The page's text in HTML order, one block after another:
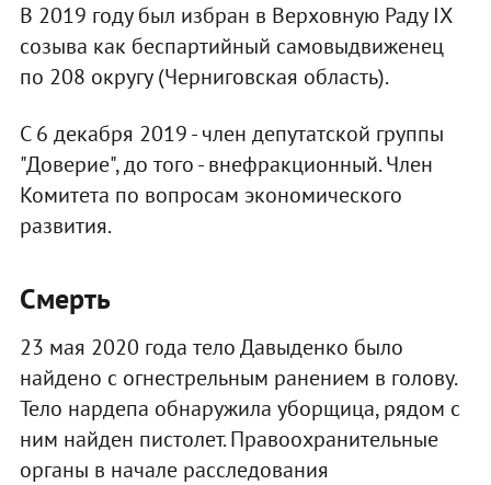
В 2019 году был избран в Верховную Раду IX
созыва как беспартийный самовыдвиженец
по 208 округу (Черниговская область).
С 6 декабря 2019 - член депутатской группы
"Доверие", до того - внефракционный. Член
Комитета по вопросам экономического
развития.
Смерть
23 мая 2020 года тело Давыденко было
найдено с огнестрельным ранением в голову.
Тело нардепа обнаружила уборщица, рядом с
ним найден пистолет. Правоохранительные
органы в начале расследования